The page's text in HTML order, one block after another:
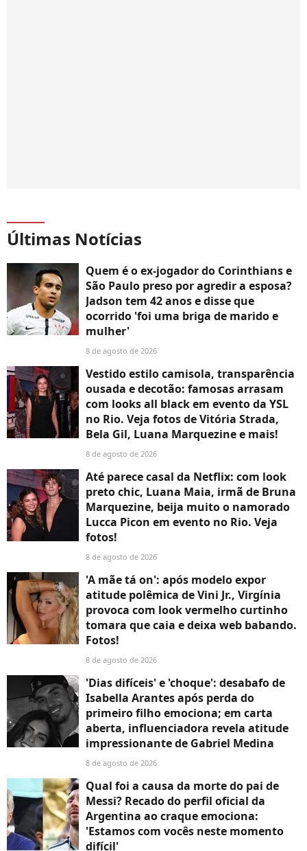
Últimas Notícias
Quem é o ex-jogador do Corinthians e
São Paulo preso por agredir a esposa?
Jadson tem 42 anos e disse que
ocorrido 'foi uma briga de marido e
mulher'
8 de agosto de 2026
Vestido estilo camisola, transparência
ousada e decotão: famosas arrasam
com looks all black em evento da YSL
no Rio. Veja fotos de Vitória Strada,
Bela Gil, Luana Marquezine e mais!
8 de agosto de 2026
Até parece casal da Netflix: com look
preto chic, Luana Maia, irmã de Bruna
Marquezine, beija muito o namorado
Lucca Picon em evento no Rio. Veja
fotos!
8 de agosto de 2026
'A mãe tá on': após modelo expor
atitude polêmica de Vini Jr., Virgínia
provoca com look vermelho curtinho
tomara que caia e deixa web babando.
Fotos!
8 de agosto de 2026
'Dias difíceis' e 'choque': desabafo de
Isabella Arantes após perda do
primeiro filho emociona; em carta
aberta, influenciadora revela atitude
impressionante de Gabriel Medina
8 de agosto de 2026
Qual foi a causa da morte do pai de
Messi? Recado do perfil oficial da
Argentina ao craque emociona:
'Estamos com vocês neste momento
difícil'